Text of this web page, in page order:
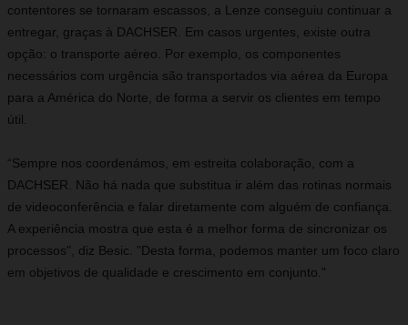
contentores se tornaram escassos, a Lenze conseguiu continuar a
entregar, graças à DACHSER. Em casos urgentes, existe outra
opção: o transporte aéreo. Por exemplo, os componentes
necessários com urgência são transportados via aérea da Europa
para a América do Norte, de forma a servir os clientes em tempo
útil.
“Sempre nos coordenámos, em estreita colaboração, com a
DACHSER. Não há nada que substitua ir além das rotinas normais
de videoconferência e falar diretamente com alguém de confiança.
A experiência mostra que esta é a melhor forma de sincronizar os
processos", diz Besic. "Desta forma, podemos manter um foco claro
em objetivos de qualidade e crescimento em conjunto."